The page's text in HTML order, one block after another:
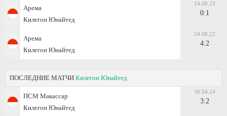
Арема
Килегон Юнайтед
14.08.23
0:1
Арема
Килегон Юнайтед
24.08.22
4:2
ПОСЛЕДНИЕ МАТЧИ Килегон Юнайтед
ПСМ Макассар
Килегон Юнайтед
30.04.24
3:2